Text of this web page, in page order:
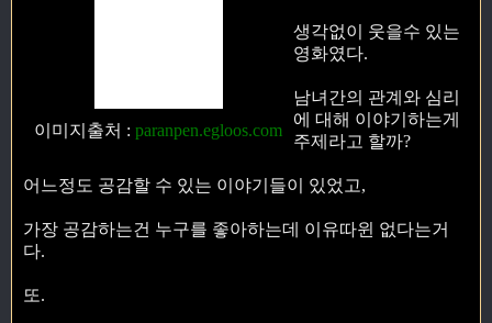
이미지출처 : paranpen.egloos.com
생각없이 웃을수 있는
영화였다.
남녀간의 관계와 심리
에 대해 이야기하는게
주제라고 할까?
어느정도 공감할 수 있는 이야기들이 있었고,
가장 공감하는건 누구를 좋아하는데 이유따윈 없다는거
다.
또.